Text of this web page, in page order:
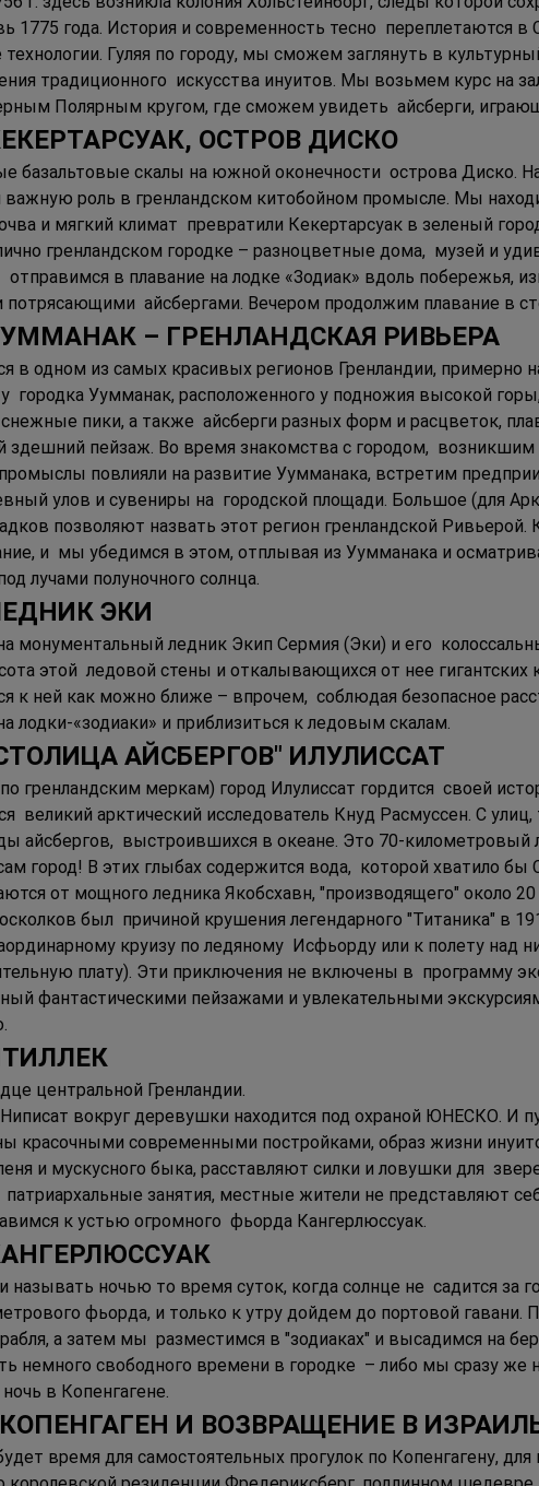
1775 года. История и современность тесно  переплетаются в
Гуляя по городу, мы сможем заглянуть в
традиционного  искусства инуитов. Мы возьмем курс на
Полярным кругом, где сможем увидеть  айсберги,
ОСТРОВ ДИСКО
базальтовые скалы на южной оконечности  острова Диско.
важную роль в гренландском китобойном промысле. Мы
и мягкий климат  превратили Кекертарсуак в зеленый
гренландском городке – разноцветные дома,  музей и
в плавание на лодке «Зодиак» вдоль побережья,
айсбергами. Вечером продолжим плавание в
– ГРЕНЛАНДСКАЯ РИВЬЕРА
в одном из самых красивых регионов Гренландии, примерно
городка Уумманак, расположенного у подножия высокой
пики, а также  айсберги разных форм и расцветок,
пейзаж. Во время знакомства с городом,
повлияли на развитие Уумманака, встретим
улов и сувениры на  городской площади. Большое (для
позволяют назвать этот регион гренландской Ривьерой.
и  мы убедимся в этом, отплывая из Уумманака и
лучами полуночного солнца.
ЭКИ
монументальный ледник Экип Сермия (Эки) и его
этой  ледовой стены и откалывающихся от нее
к ней как можно ближе – впрочем,  соблюдая безопасное
лодки-«зодиаки» и приблизиться к ледовым скалам.
АЙСБЕРГОВ" ИЛУЛИССАТ
гренландским меркам) город Илулиссат гордится  своей
великий арктический исследователь Кнуд Расмуссен. С
айсбергов,  выстроившихся в океане. Это 70-километровый
город! В этих глыбах содержится вода,  которой хватило
от мощного ледника Якобсхавн, "производящего" около
был  причиной крушения легендарного "Титаника" в
круизу по ледяному  Исфьорду или к полету над
плату). Эти приключения не включены в  программу
фантастическими пейзажами и увлекательными
центральной Гренландии.
вокруг деревушки находится под охраной ЮНЕСКО. И
красочными современными постройками, образ жизни
и мускусного быка, расставляют силки и ловушки для
патриархальные занятия, местные жители не представляют
к устью огромного  фьорда Кангерлюссуак.
называть ночью то время суток, когда солнце не  садится за
фьорда, и только к утру дойдем до портовой гавани.
а затем мы  разместимся в "зодиаках" и высадимся на
немного свободного времени в городке  – либо мы сразу же
в Копенгагене.
КОПЕНГАГЕН И ВОЗВРАЩЕНИЕ В
время для самостоятельных прогулок по Копенгагену,